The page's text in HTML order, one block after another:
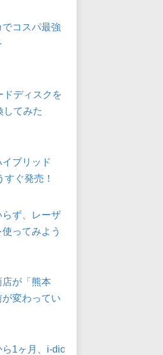
コスパ最強
ドディスクを
してみた
ブリッド
すぐ発売！
らず、レーザ
ってみよう
店が「熊本
が変わってい
1ヶ月、i-dio